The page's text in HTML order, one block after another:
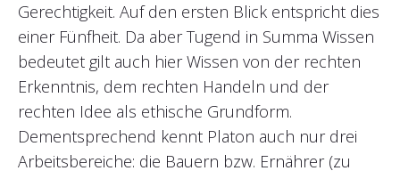
Gerechtigkeit. Auf den ersten Blick entspricht dies
einer Fünfheit. Da aber Tugend in Summa Wissen
bedeutet gilt auch hier Wissen von der rechten
Erkenntnis, dem rechten Handeln und der
rechten Idee als ethische Grundform.
Dementsprechend kennt Platon auch nur drei
Arbeitsbereiche: die Bauern bzw. Ernährer (zu